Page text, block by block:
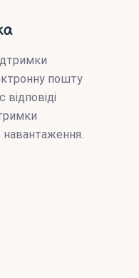
пошту
відповіді
навантаження.